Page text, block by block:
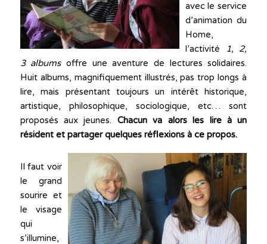
avec le service
d’animation du
Home,
l’activité
1, 2,
3 albums offre une aventure de lectures solidaires.
Huit albums, magnifiquement illustrés, pas trop longs à
lire, mais présentant toujours un intérêt historique,
artistique, philosophique, sociologique, etc… sont
proposés aux jeunes. Chacun va alors les lire à un
résident et partager quelques réflexions à ce propos.
Il faut voir
le grand
sourire et
le visage
qui
s’illumine,